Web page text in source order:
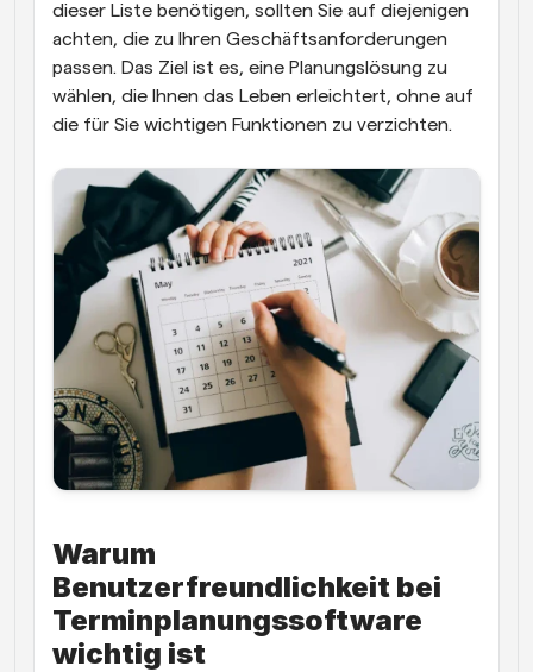
dieser Liste benötigen, sollten Sie auf diejenigen
achten, die zu Ihren Geschäftsanforderungen
passen. Das Ziel ist es, eine Planungslösung zu
wählen, die Ihnen das Leben erleichtert, ohne auf
die für Sie wichtigen Funktionen zu verzichten.
Warum
Benutzerfreundlichkeit bei
Terminplanungssoftware
wichtig ist